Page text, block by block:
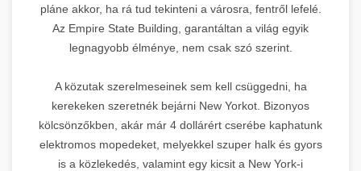
pláne akkor, ha rá tud tekinteni a városra, fentről lefelé.
Az Empire State Building, garantáltan a világ egyik
legnagyobb élménye, nem csak szó szerint.
A közutak szerelmeseinek sem kell csüggedni, ha
kerekeken szeretnék bejárni New Yorkot. Bizonyos
kölcsönzőkben, akár már 4 dollárért cserébe kaphatunk
elektromos mopedeket, melyekkel szuper halk és gyors
is a közlekedés, valamint egy kicsit a New York-i